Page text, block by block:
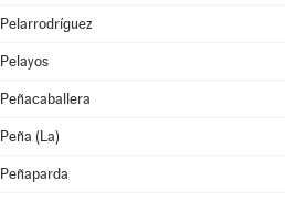
Pelarrodríguez
Pelayos
Peñacaballera
Peña (La)
Peñaparda